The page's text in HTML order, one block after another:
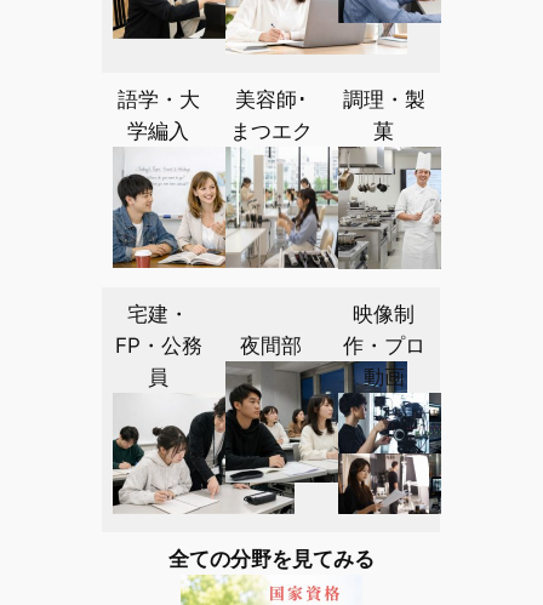
語学・大
学編入
美容師･
まつエク
調理・製
菓
宅建・
FP・公務
員
夜間部
映像制
作・プロ
動画
全ての分野を見てみる